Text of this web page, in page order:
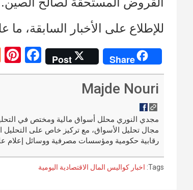
للإطلاع على الأخبار السابقة،
Share
Post
F
a
o
o
k
Majde Nouri
مجال تحليل الأسواق، مع تركيز خاص على التحليل
رقابية حكومية ومؤسسات مصرفية ووسائل إعلام
Tags: اخبار كواليس المال الاقتصادية اليومية